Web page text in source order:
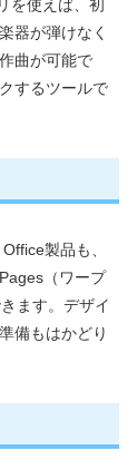
を使えば、初
器が弾けなく
曲が可能で
するツールで
製品も、
（ワープ
ます。デザイ
備もはかどり